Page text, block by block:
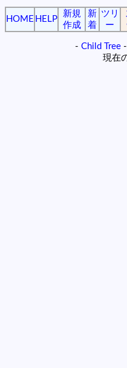
HOME HELP
新規
作成
新
着
ツリ
ー
- Child Tree-
現在